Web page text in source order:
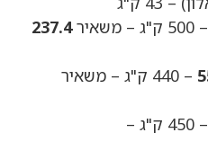
– 500 ק"ג – משאיר
237.4
– 440 ק"ג – משאיר
– 450 ק"ג –